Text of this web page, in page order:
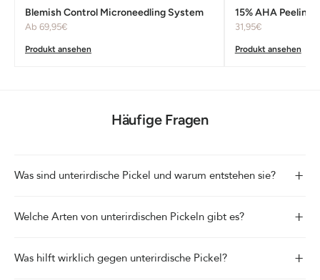
Blemish Control Microneedling System
Ab 69,95€
Produkt ansehen
15% AHA Peeling
31,95€
Produkt ansehen
Häufige Fragen
Was sind unterirdische Pickel und warum entstehen sie? +
Welche Arten von unterirdischen Pickeln gibt es? +
Was hilft wirklich gegen unterirdische Pickel? +